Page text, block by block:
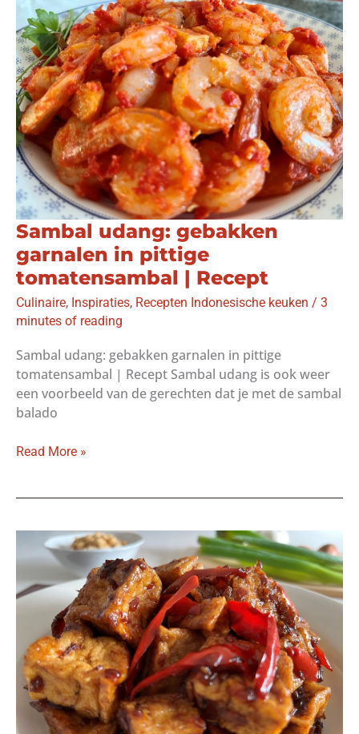
heerlijke
soto
thuis
|
Recept
Sambal udang: gebakken
garnalen in pittige
tomatensambal | Recept
Culinaire, Inspiraties, Recepten Indonesische keuken / 3
minutes of reading
Sambal udang: gebakken garnalen in pittige
tomatensambal | Recept Sambal udang is ook weer
een voorbeeld van de gerechten dat je met de sambal
balado
Sambal
in
pittige
tomatensambal
|
Recept
Read More »